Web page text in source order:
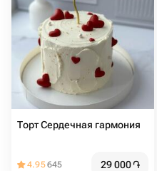
Торт Сердечная гармония
4.95645 29 000֏